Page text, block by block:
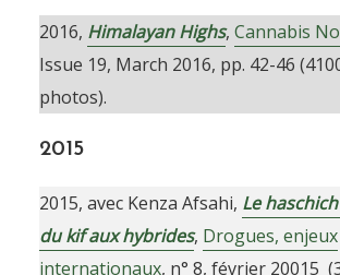
2016, Himalayan Highs, Cannabis
Issue 19, March 2016, pp. 42-46
photos).
2015
2015, avec Kenza Afsahi, Le
du kif aux hybrides, Drogues, enjeux
internationaux, n° 8, février 20015